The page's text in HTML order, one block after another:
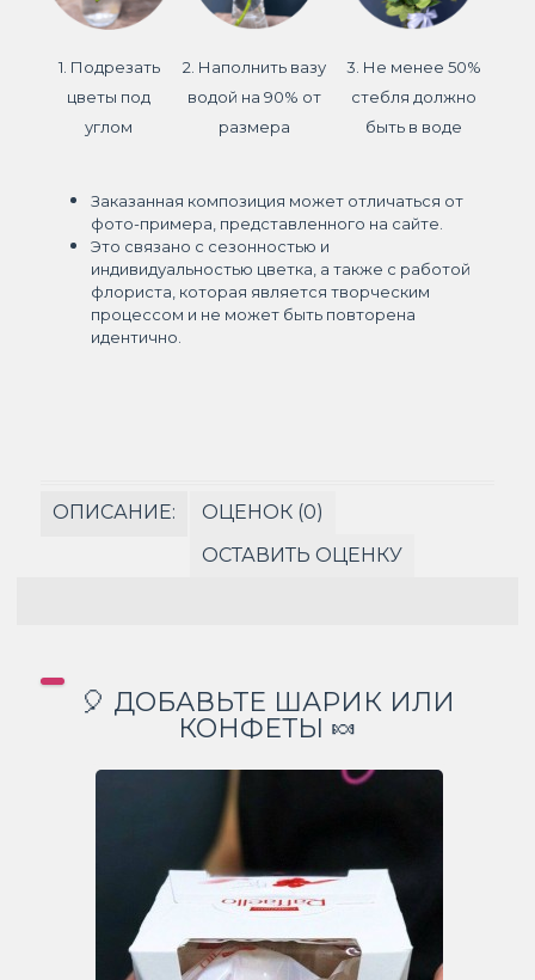
1. Подрезать
цветы под
углом
2. Наполнить вазу
водой на 90% от
размера
3. Не менее 50%
стебля должно
быть в воде
Заказанная композиция может отличаться от
фото-примера, представленного на сайте.
Это связано с сезонностью и
индивидуальностью цветка, а также с работой
флориста, которая является творческим
процессом и не может быть повторена
идентично.
ОПИСАНИЕ:
ОЦЕНОК (0)
ОСТАВИТЬ ОЦЕНКУ
🎈 ДОБАВЬТЕ ШАРИК ИЛИ
КОНФЕТЫ 🍬